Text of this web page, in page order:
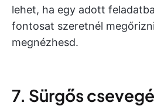
lehet, ha egy adott
fontosat szeretnél
megnézhesd.
7. Sürgős